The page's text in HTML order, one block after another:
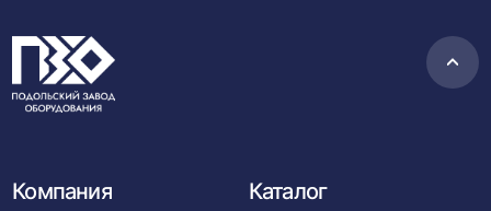
в
Компания Каталог